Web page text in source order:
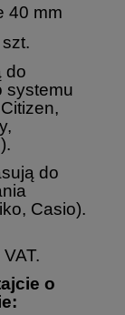
40 mm
systemu
do
Casio).
o